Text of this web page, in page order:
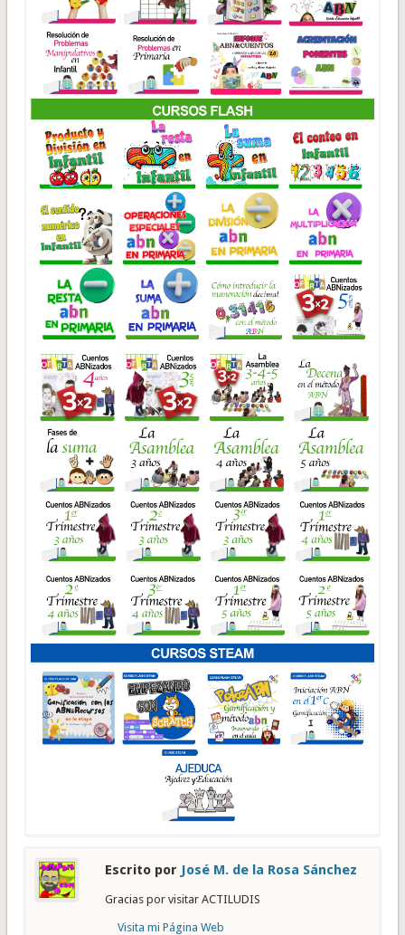
Escrito por José M. de la Rosa Sánchez
Gracias por visitar ACTILUDIS
Visita mi Página Web